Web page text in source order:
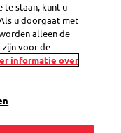
&
te staan, kunt u
u doorgaat met
alleen de
voor de
informatie over